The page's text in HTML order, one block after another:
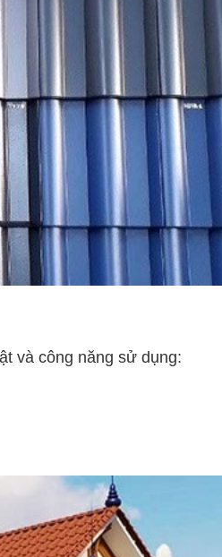
và công năng sử dụng: